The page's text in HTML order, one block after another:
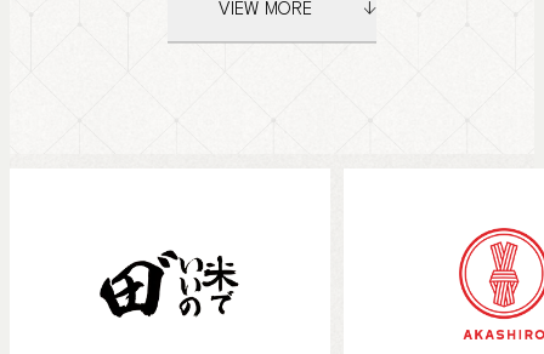
VIEW MORE